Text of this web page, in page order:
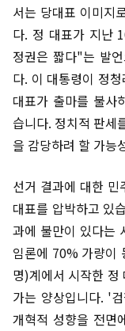
서는 당대표 이미지
다. 정 대표가 지난
정권은 짧다"는 발
다. 이 대통령이 정
대표가 출마를 불사
습니다. 정치적 판세
을 감당하려 할 가능
선거 결과에 대한
대표를 압박하고 있
과에 불만이 있다는
임론에 70% 가량이
명)계에서 시작한 정
가는 양상입니다. '
개혁적 성향을 전면